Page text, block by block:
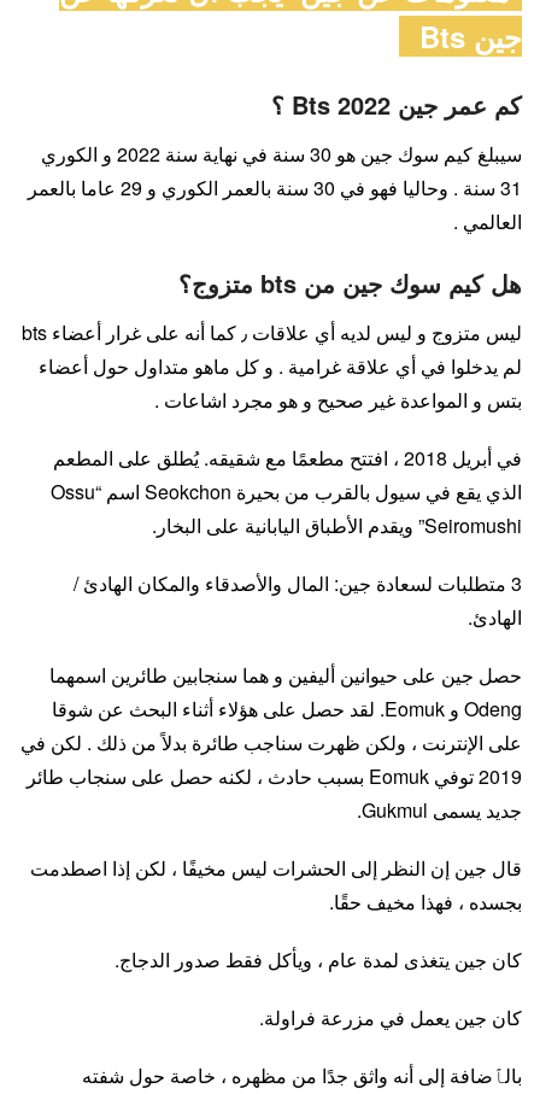
جين Bts
كم عمر جين Bts 2022 ؟
سيبلغ كيم سوك جين هو 30 سنة في نهاية سنة 2022 و الكوري
31 سنة . وحاليا فهو في 30 سنة بالعمر الكوري و 29 عاما بالعمر
العالمي .
هل كيم سوك جين من bts متزوج؟
ليس متزوج و ليس لديه أي علاقات ٫ كما أنه على غرار أعضاء bts
لم يدخلوا في أي علاقة غرامية . و كل ماهو متداول حول أعضاء
بتس و المواعدة غير صحيح و هو مجرد اشاعات .
في أبريل 2018 ، افتتح مطعمًا مع شقيقه. يُطلق على المطعم
الذي يقع في سيول بالقرب من بحيرة Seokchon اسم “Ossu
Seiromushi” ويقدم الأطباق اليابانية على البخار.
3 متطلبات لسعادة جين: المال والأصدقاء والمكان الهادئ /
الهادئ.
حصل جين على حيوانين أليفين و هما سنجابين طائرين اسمهما
Odeng و Eomuk. لقد حصل على هؤلاء أثناء البحث عن شوقا
على الإنترنت ، ولكن ظهرت سناجب طائرة بدلاً من ذلك . لكن في
2019 توفي Eomuk بسبب حادث ، لكنه حصل على سنجاب طائر
جديد يسمى Gukmul.
قال جين إن النظر إلى الحشرات ليس مخيفًا ، لكن إذا اصطدمت
بجسده ، فهذا مخيف حقًا.
كان جين يتغذى لمدة عام ، ويأكل فقط صدور الدجاج.
كان جين يعمل في مزرعة فراولة.
بالٱضافة إلى أنه واثق جدًا من مظهره ، خاصة حول شفته